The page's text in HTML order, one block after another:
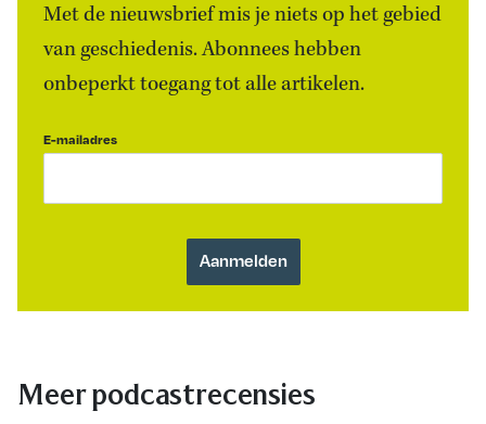
Met de nieuwsbrief mis je niets op het gebied
van geschiedenis. Abonnees hebben
onbeperkt toegang tot alle artikelen.
E-mailadres
Meer podcastrecensies